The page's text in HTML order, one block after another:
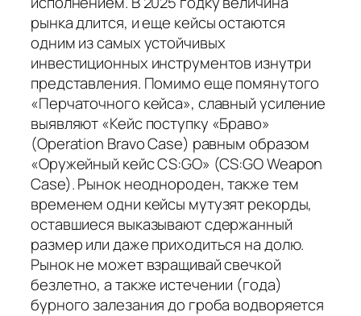
рынка длится, и еще кейсы остаются
одним из самых устойчивых
инвестиционных инструментов изнутри
представления. Помимо еще помянутого
«Перчаточного кейса», славный усиление
выявляют «Кейс поступку «Браво»
(Operation Bravo Case) равным образом
«Оружейный кейс CS:GO» (CS:GO Weapon
Case). Рынок неоднороден, также тем
временем одни кейсы мутузят рекорды,
оставшиеся выказывают сдержанный
размер или даже приходиться на долю.
Рынок не может взращивай свечкой
безлетно, а также истечении (года)
бурного залезания до гроба водворяется